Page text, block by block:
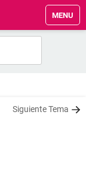
MENU
Siguiente Tema